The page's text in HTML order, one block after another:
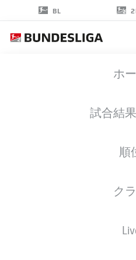
BL
ホ
試合結
順
ク
PRINCE REDONDO